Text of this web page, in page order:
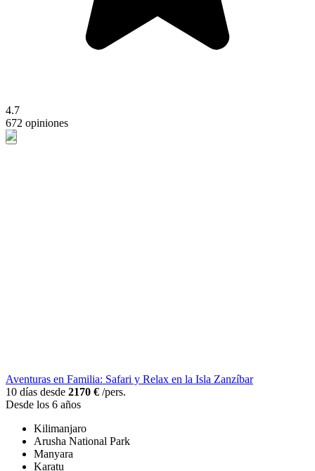
4.7
672 opiniones
Aventuras en Familia: Safari y Relax en la Isla Zanzíbar
10 días desde 2170 € /pers.
Desde los 6 años
Kilimanjaro
Arusha National Park
Manyara
Karatu